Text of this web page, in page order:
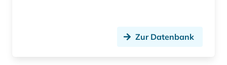
Zur Datenbank